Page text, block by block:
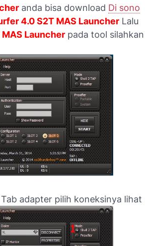
anda bisa download Di sono
4.0 S2T MAS Launcher Lalu
Launcher pada tool
adapter pilih koneksinya lihat